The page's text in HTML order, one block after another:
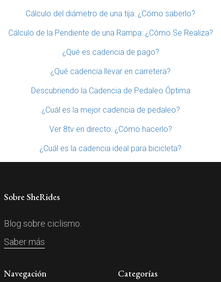
Cálculo del diámetro de una tija: ¿Cómo saberlo?
Cálculo de la Pendiente de una Rampa: ¿Cómo Se Realiza?
¿Qué es cadencia de pago?
¿Qué cadencia llevar en carretera?
Descubriendo la Cadencia de Pedaleo Óptima
¿Cuál es la mejor cadencia de pedaleo?
Ver 8tv en directo: ¿Cómo hacerlo?
¿Cuál es la cadencia ideal para bicicleta?
Sobre SheRides
Blog sobre ciclismo.
Saber más
Navegación Categorías